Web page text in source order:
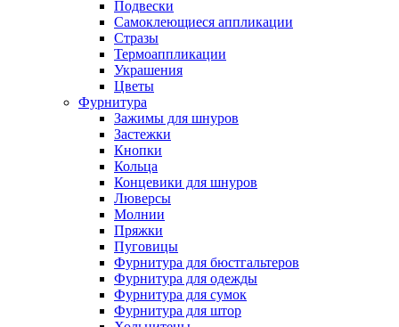
Подвески
Самоклеющиеся аппликации
Стразы
Термоаппликации
Украшения
Цветы
Фурнитура
Зажимы для шнуров
Застежки
Кнопки
Кольца
Концевики для шнуров
Люверсы
Молнии
Пряжки
Пуговицы
Фурнитура для бюстгальтеров
Фурнитура для одежды
Фурнитура для сумок
Фурнитура для штор